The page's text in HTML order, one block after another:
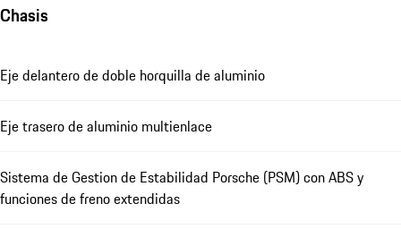
Chasis
Eje delantero de doble horquilla de aluminio
Eje trasero de aluminio multienlace
Sistema de Gestion de Estabilidad Porsche (PSM) con ABS y
funciones de freno extendidas